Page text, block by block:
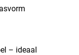
– ideaal